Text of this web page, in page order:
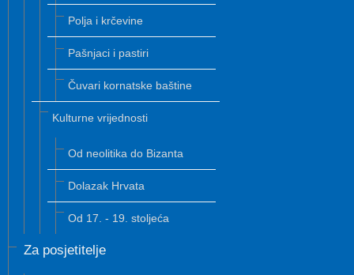
Polja i krčevine
Pašnjaci i pastiri
Čuvari kornatske baštine
Kulturne vrijednosti
Od neolitika do Bizanta
Dolazak Hrvata
Od 17. - 19. stoljeća
Za posjetitelje